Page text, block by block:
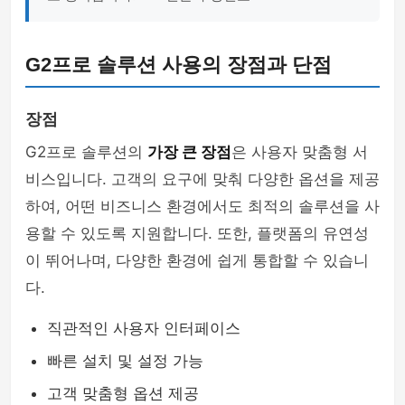
G2프로 솔루션 사용의 장점과 단점
장점
G2프로 솔루션의 가장 큰 장점은 사용자 맞춤형 서
비스입니다. 고객의 요구에 맞춰 다양한 옵션을 제공
하여, 어떤 비즈니스 환경에서도 최적의 솔루션을 사
용할 수 있도록 지원합니다. 또한, 플랫폼의 유연성
이 뛰어나며, 다양한 환경에 쉽게 통합할 수 있습니
다.
직관적인 사용자 인터페이스
빠른 설치 및 설정 가능
고객 맞춤형 옵션 제공